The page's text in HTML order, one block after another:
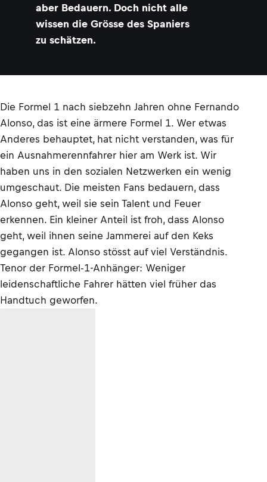
aber Bedauern. Doch nicht alle
wissen die Grösse des Spaniers
zu schätzen.
Die Formel 1 nach siebzehn Jahren ohne Fernando
Alonso, das ist eine ärmere Formel 1. Wer etwas
Anderes behauptet, hat nicht verstanden, was für
ein Ausnahmerennfahrer hier am Werk ist. Wir
haben uns in den sozialen Netzwerken ein wenig
umgeschaut. Die meisten Fans bedauern, dass
Alonso geht, weil sie sein Talent und Feuer
erkennen. Ein kleiner Anteil ist froh, dass Alonso
geht, weil ihnen seine Jammerei auf den Keks
gegangen ist. Alonso stösst auf viel Verständnis.
Tenor der Formel-1-Anhänger: Weniger
leidenschaftliche Fahrer hätten viel früher das
Handtuch geworfen.